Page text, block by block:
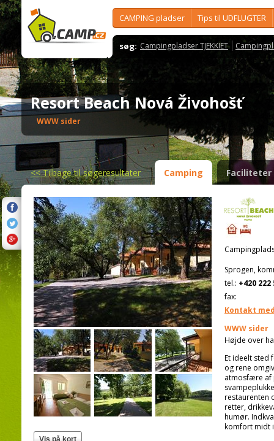
CAMPING pladser Tips til UDFLUGTER
søg: Campingpladser TJEKKIET
Resort Beach Nová Živohošť
WWW sider
<<Tilbage til søgeresultater Camping Faciliteter
Sprogen,
tel.: +420 222
fax:
Kontakt
WWW sider
Højde over
Et ideelt sted
og rene
atmosfære af
restaurenten
retter,
humør.
komfort midt